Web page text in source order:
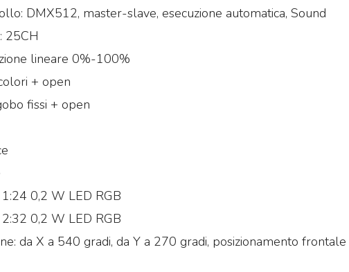
DMX512, master-slave, esecuzione automatica, Sound
25CH
lineare 0%-100%
+ open
fissi + open
0,2 W LED RGB
0,2 W LED RGB
da X a 540 gradi, da Y a 270 gradi, posizionamento frontale